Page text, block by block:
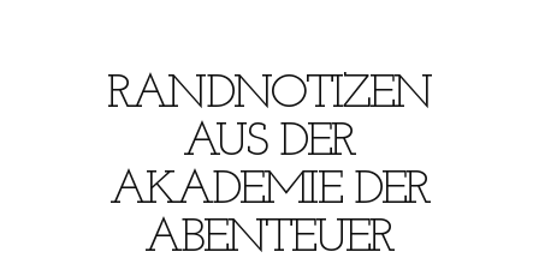
RANDNOTIZEN
AUS DER
AKADEMIE DER
ABENTEUER